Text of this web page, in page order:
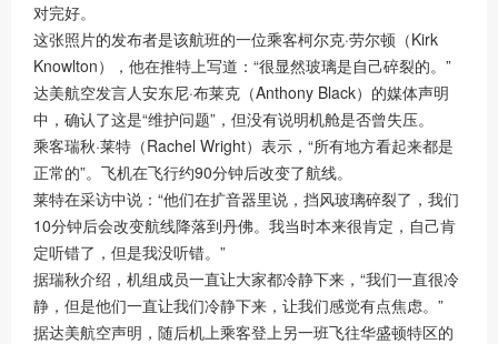
对完好。
这张照片的发布者是该航班的一位乘客柯尔克·劳尔顿（Kirk
Knowlton），他在推特上写道：“很显然玻璃是自己碎裂的。”
达美航空发言人安东尼·布莱克（Anthony Black）的媒体声明
中，确认了这是“维护问题”，但没有说明机舱是否曾失压。
乘客瑞秋·莱特（Rachel Wright）表示，“所有地方看起来都是
正常的”。飞机在飞行约90分钟后改变了航线。
莱特在采访中说：“他们在扩音器里说，挡风玻璃碎裂了，我们
10分钟后会改变航线降落到丹佛。我当时本来很肯定，自己肯
定听错了，但是我没听错。”
据瑞秋介绍，机组成员一直让大家都冷静下来，“我们一直很冷
静，但是他们一直让我们冷静下来，让我们感觉有点焦虑。”
据达美航空声明，随后机上乘客登上另一班飞往华盛顿特区的